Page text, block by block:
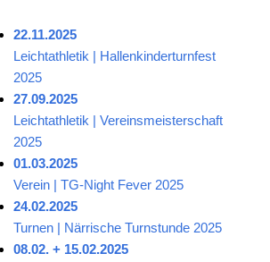
22.11.2025
Leichtathletik | Hallenkinderturnfest
2025
27.09.2025
Leichtathletik | Vereinsmeisterschaft
2025
01.03.2025
Verein | TG-Night Fever 2025
24.02.2025
Turnen | Närrische Turnstunde 2025
08.02. + 15.02.2025